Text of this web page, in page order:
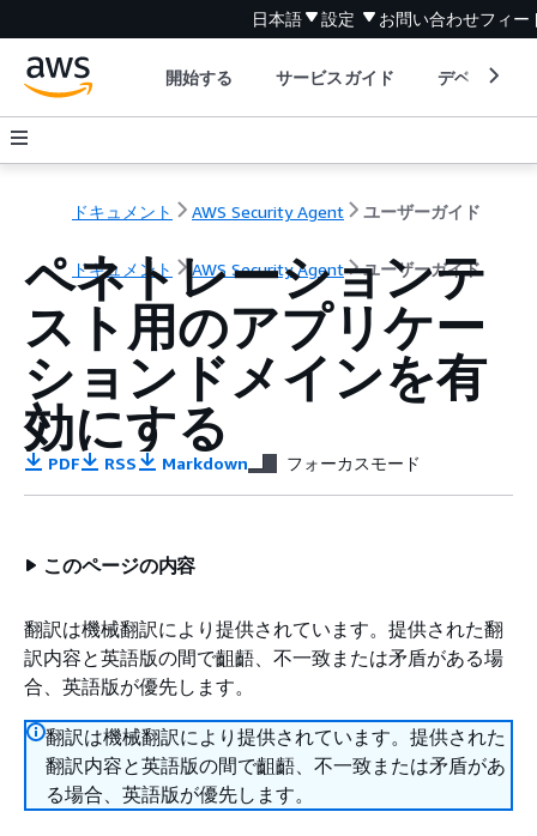
日本語 設定 お問い合わせフィー
開始する サービスガイド デベロッパ
ドキュメント AWS Security Agent ユーザーガイド
ドキュメント AWS Security Agent ユーザーガイド
ペネトレーションテ
スト用のアプリケー
ションドメインを有
効にする
PDF RSS Markdown フォーカスモード
このページの内容
翻訳は機械翻訳により提供されています。提供された翻
訳内容と英語版の間で齟齬、不一致または矛盾がある場
合、英語版が優先します。
翻訳は機械翻訳により提供されています。提供された
翻訳内容と英語版の間で齟齬、不一致または矛盾があ
る場合、英語版が優先します。